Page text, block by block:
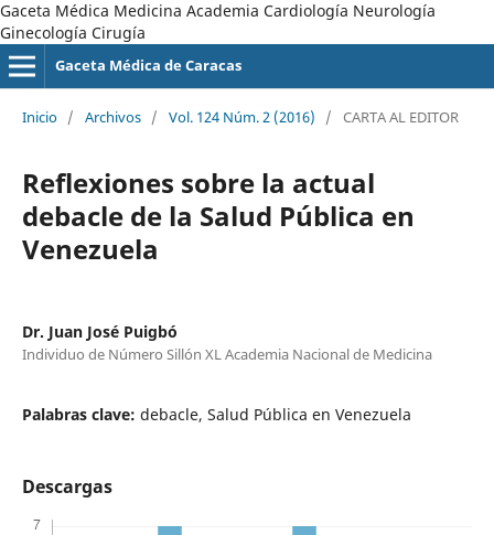
Gaceta Médica Medicina Academia Cardiología Neurología
Ginecología Cirugía
Gaceta Médica de Caracas
Inicio / Archivos / Vol. 124 Núm. 2 (2016) / CARTA AL EDITOR
Reflexiones sobre la actual
debacle de la Salud Pública en
Venezuela
Dr. Juan José Puigbó
Individuo de Número Sillón XL Academia Nacional de Medicina
Palabras clave: debacle, Salud Pública en Venezuela
Descargas